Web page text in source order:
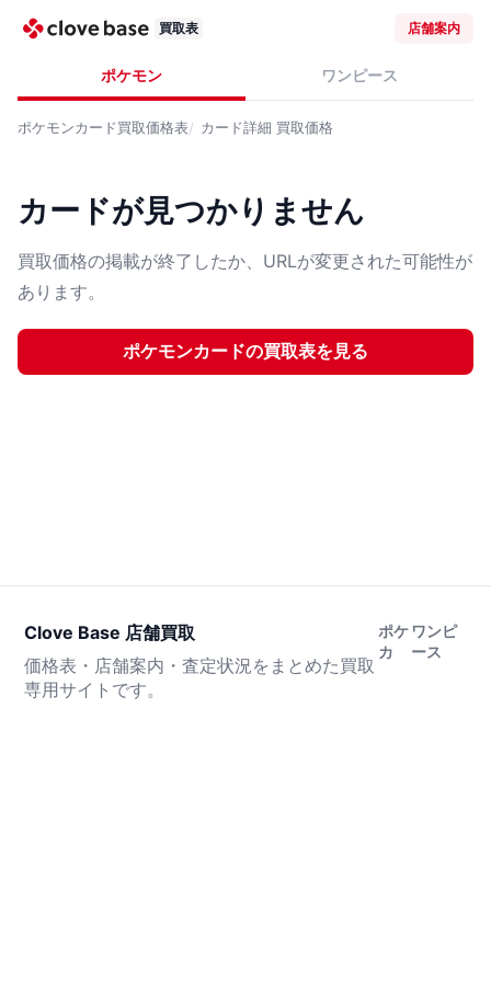
買取表 店舗案内
ポケモン ワンピース
ポケモンカード買取価格表 カード詳細 買取価格
カードが見つかりません
買取価格の掲載が終了したか、URLが変更された可能性が
あります。
ポケモンカードの買取表を見る
Clove Base 店舗買取
価格表・店舗案内・査定状況をまとめた買取
専用サイトです。
ポケ
カ
ワンピ
ース